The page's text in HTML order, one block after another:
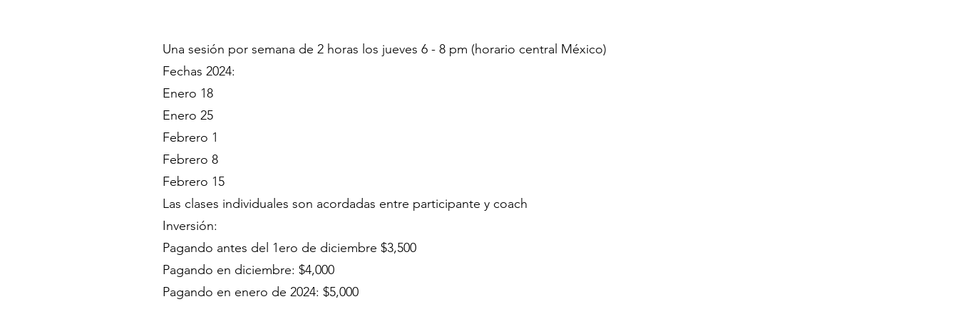
Una sesión por semana de 2 horas los jueves 6 - 8 pm (horario central México)
Fechas 2024:
Enero 18
Enero 25
Febrero 1
Febrero 8
Febrero 15
Las clases individuales son acordadas entre participante y coach
Inversión:
Pagando antes del 1ero de diciembre $3,500
Pagando en diciembre: $4,000
Pagando en enero de 2024: $5,000